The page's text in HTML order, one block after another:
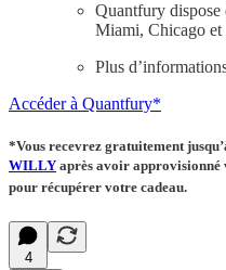
Quantfury dispose
Miami, Chicago et
Plus
Accéder à Quantfury*
*Vous recevrez gratuitement
WILLY après avoir approvisionné
pour récupérer votre cadeau.
4